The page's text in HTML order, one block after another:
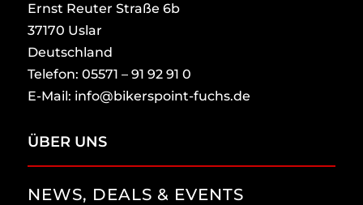
Ernst Reuter Straße 6b
37170 Uslar
Deutschland
Telefon: 05571 – 91 92 91 0
E-Mail: info@bikerspoint-fuchs.de
ÜBER UNS
NEWS, DEALS & EVENTS